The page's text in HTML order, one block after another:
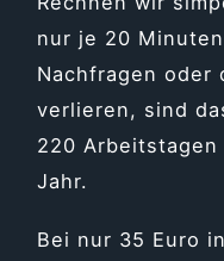
nur je 20
Nachfragen oder
verlieren, sind
220
Jahr.
Bei nur 35 Euro